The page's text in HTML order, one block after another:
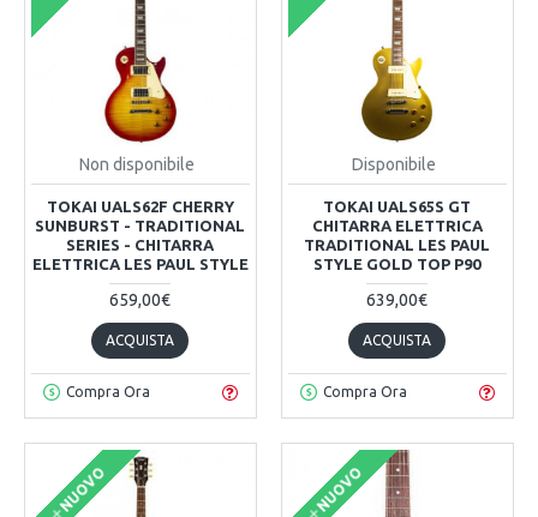
Non disponibile
TOKAI UALS62F CHERRY
SUNBURST - TRADITIONAL
SERIES - CHITARRA
ELETTRICA LES PAUL STYLE
659,00€
ACQUISTA
Compra Ora
Disponibile
TOKAI UALS65S GT
CHITARRA ELETTRICA
TRADITIONAL LES PAUL
STYLE GOLD TOP P90
639,00€
ACQUISTA
Compra Ora
NUOVO NUOVO